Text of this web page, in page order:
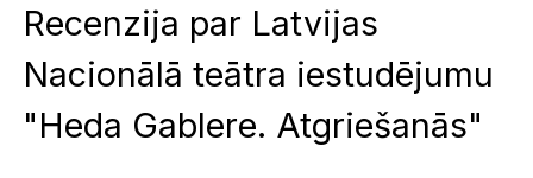
Recenzija par Latvijas
Nacionālā teātra iestudējumu
"Heda Gablere. Atgriešanās"